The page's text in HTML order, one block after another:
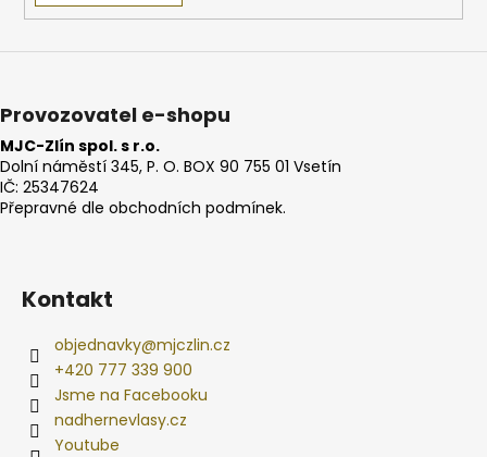
Provozovatel e-shopu
MJC-Zlín spol. s r.o.
Dolní náměstí 345, P. O. BOX 90 755 01 Vsetín
IČ: 25347624
Přepravné dle obchodních podmínek.
Kontakt
objednavky@mjczlin.cz
+420 777 339 900
Jsme na Facebooku
nadhernevlasy.cz
Youtube